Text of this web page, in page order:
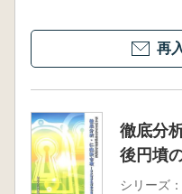
再
徹底分
後円墳
シリーズ：